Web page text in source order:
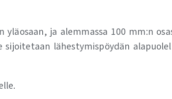
ja alemmassa 100 mm:n
lähestymispöydän